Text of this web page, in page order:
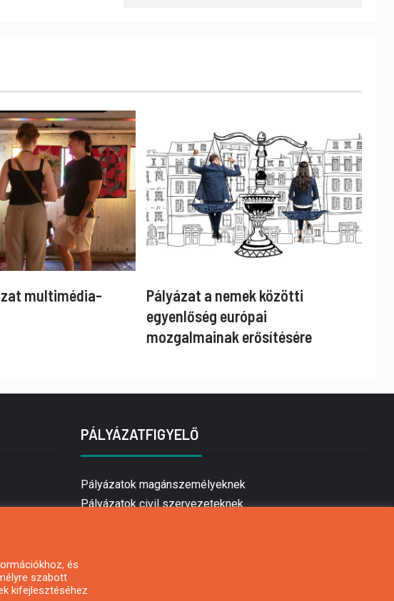
multimédia-
Pályázat a nemek közötti
egyenlőség európai
mozgalmainak erősítésére
PÁLYÁZATFIGYELŐ
Pályázatok magánszemélyeknek
Pályázatok civil szervezeteknek
és
szabott
kifejlesztéséhez